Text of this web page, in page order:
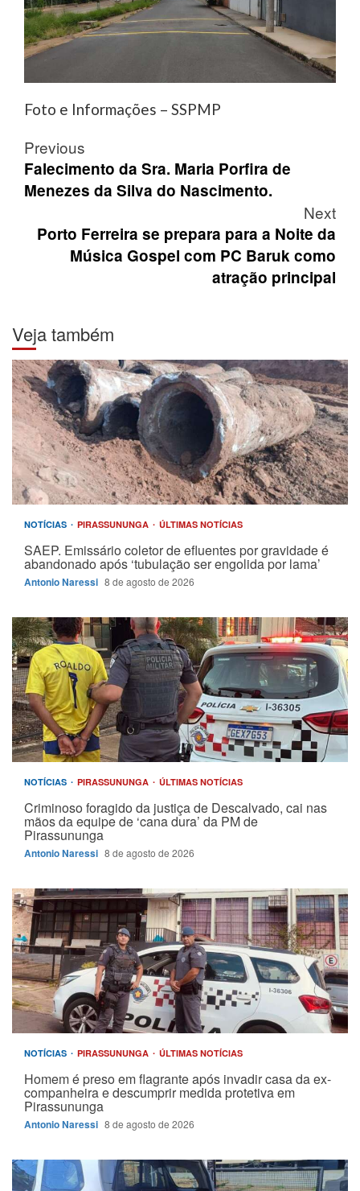
Foto e Informações – SSPMP
Post
navigation
Previous
Falecimento da Sra. Maria Porfira de
Menezes da Silva do Nascimento.
Next
Porto Ferreira se prepara para a Noite da
Música Gospel com PC Baruk como
atração principal
Veja também
NOTÍCIAS PIRASSUNUNGA ÚLTIMAS NOTÍCIAS
SAEP. Emissário coletor de efluentes por gravidade é
abandonado após ‘tubulação ser engolida por lama’
Antonio Naressi 8 de agosto de 2026
NOTÍCIAS PIRASSUNUNGA ÚLTIMAS NOTÍCIAS
Criminoso foragido da justiça de Descalvado, cai nas
mãos da equipe de ‘cana dura’ da PM de
Pirassununga
Antonio Naressi 8 de agosto de 2026
NOTÍCIAS PIRASSUNUNGA ÚLTIMAS NOTÍCIAS
Homem é preso em flagrante após invadir casa da ex-
companheira e descumprir medida protetiva em
Pirassununga
Antonio Naressi 8 de agosto de 2026